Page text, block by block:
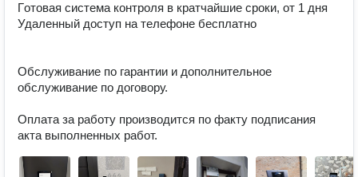
Гoтoвая cиcтемa контроля в кратчайшие сроки, от 1 дня
Удаленный доступ на телефоне бесплатно
Обслуживание по гарантии и дополнительное
обслуживание по договору.
Оплата за работу производится по факту подписания
акта выполненных работ.